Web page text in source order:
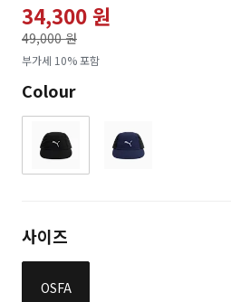
34,300 원
49,000 원
로
부가세 10% 포함
Colour
사이즈
OSFA